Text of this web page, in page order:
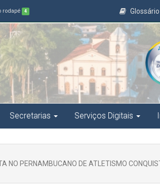
rodapé 4 Glossário
Secretarias Serviços Digitais
NO PERNAMBUCANO DE ATLETISMO